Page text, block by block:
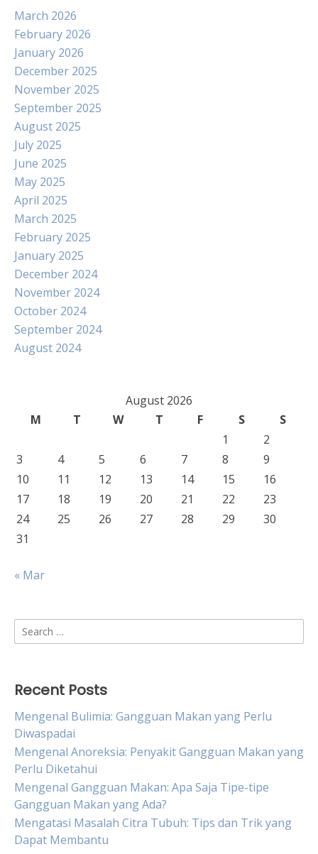
March 2026
February 2026
January 2026
December 2025
November 2025
September 2025
August 2025
July 2025
June 2025
May 2025
April 2025
March 2025
February 2025
January 2025
December 2024
November 2024
October 2024
September 2024
August 2024
August 2026
M
T W T F S
S
1
2
3
4 5 6 7 8
9
10
11 12 13 14 15
16
17
18 19 20 21 22
23
24
25 26 27 28 29
30
31
« Mar
Search
for:
Recent Posts
Mengenal Bulimia: Gangguan Makan yang Perlu
Diwaspadai
Mengenal Anoreksia: Penyakit Gangguan Makan yang
Perlu Diketahui
Mengenal Gangguan Makan: Apa Saja Tipe-tipe
Gangguan Makan yang Ada?
Mengatasi Masalah Citra Tubuh: Tips dan Trik yang
Dapat Membantu